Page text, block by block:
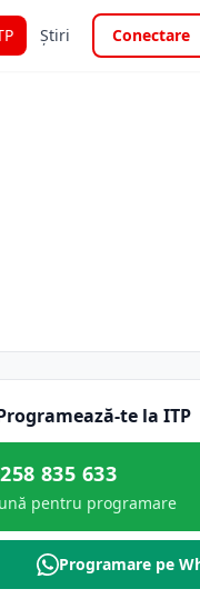
Știri Conectare
te la ITP
835 633
pentru programare
Programare pe